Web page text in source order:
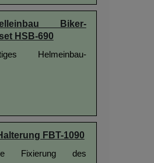
Biker-
HSB-690
Helmeinbau-
FBT-1090
Fixierung des